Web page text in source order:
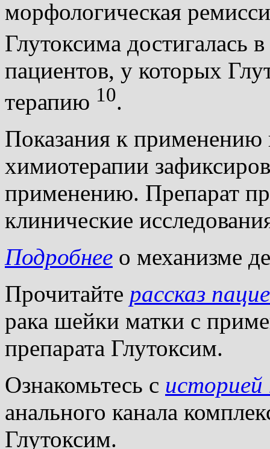
морфологическая
Глутоксима достигалась
пациентов, у которых
терапию 10.
Показания к применению
химиотерапии
применению. Препарат
клинические
Подробнее о механизме
Прочитайте рассказ
рака шейки матки с
препарата Глутоксим.
Ознакомьтесь с
анального канала
Глутоксим.